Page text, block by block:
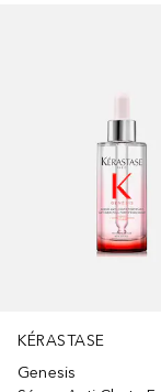
KÉRASTASE
Genesis